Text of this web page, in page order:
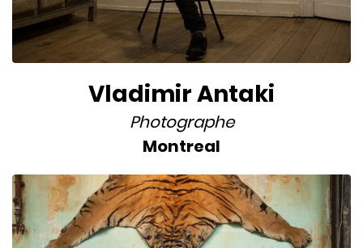
Vladimir Antaki
Photographe
Montreal